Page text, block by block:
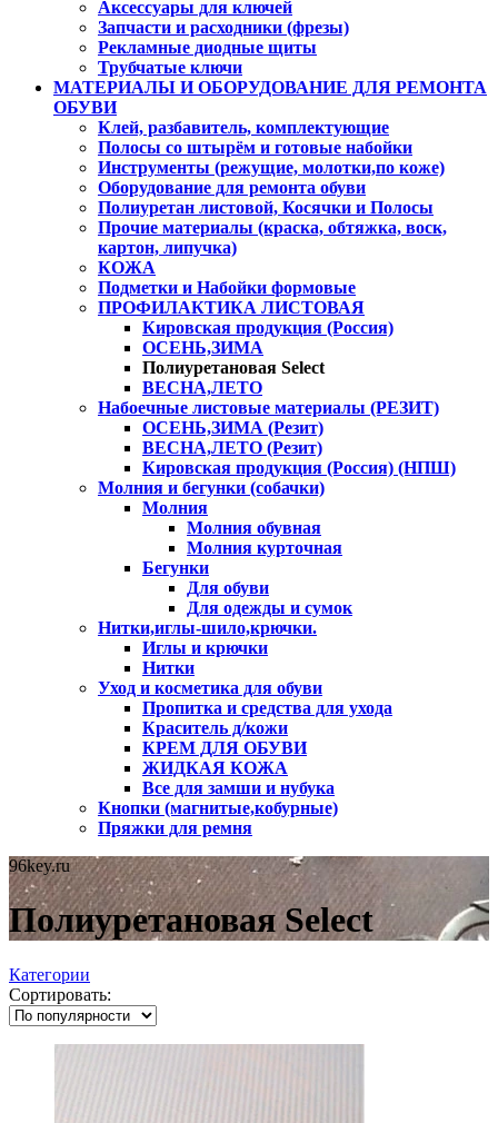
Аксессуары для ключей
Запчасти и расходники (фрезы)
Рекламные диодные щиты
Трубчатые ключи
МАТЕРИАЛЫ И ОБОРУДОВАНИЕ ДЛЯ РЕМОНТА
ОБУВИ
Клей, разбавитель, комплектующие
Полосы со штырём и готовые набойки
Инструменты (режущие, молотки,по коже)
Оборудование для ремонта обуви
Полиуретан листовой, Косячки и Полосы
Прочие материалы (краска, обтяжка, воск,
картон, липучка)
КОЖА
Подметки и Набойки формовые
ПРОФИЛАКТИКА ЛИСТОВАЯ
Кировская продукция (Россия)
ОСЕНЬ,ЗИМА
Полиуретановая Select
ВЕСНА,ЛЕТО
Набоечные листовые материалы (РЕЗИТ)
ОСЕНЬ,ЗИМА (Резит)
ВЕСНА,ЛЕТО (Резит)
Кировская продукция (Россия) (НПШ)
Молния и бегунки (собачки)
Молния
Молния обувная
Молния курточная
Бегунки
Для обуви
Для одежды и сумок
Нитки,иглы-шило,крючки.
Иглы и крючки
Нитки
Уход и косметика для обуви
Пропитка и средства для ухода
Краситель д/кожи
КРЕМ ДЛЯ ОБУВИ
ЖИДКАЯ КОЖА
Все для замши и нубука
Кнопки (магнитые,кобурные)
Пряжки для ремня
96key.ru
Полиуретановая Select
Категории
Сортировать: